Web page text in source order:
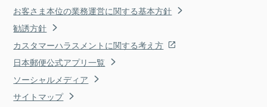
お客さま本位の業務運営に関する基本方針
勧誘方針
カスタマーハラスメントに関する考え方
日本郵便公式アプリ一覧
ソーシャルメディア
サイトマップ